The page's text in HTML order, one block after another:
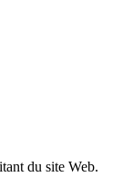
du site Web.